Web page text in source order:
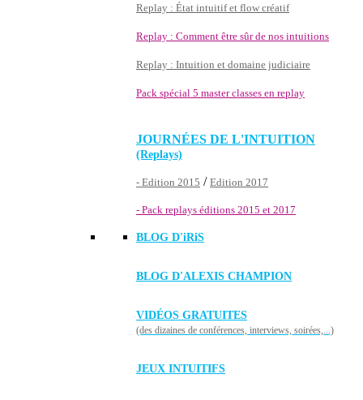
Replay : État intuitif et flow créatif
Replay : Comment être sûr de nos intuitions
Replay : Intuition et domaine judiciaire
Pack spécial 5 master classes en replay
JOURNÉES DE L'INTUITION
(Replays)
- Edition 2015 / Edition 2017
- Pack replays éditions 2015 et 2017
BLOG D'iRiS
BLOG D'ALEXIS CHAMPION
VIDÉOS GRATUITES
(des dizaines de conférences, interviews, soirées,...)
JEUX INTUITIFS